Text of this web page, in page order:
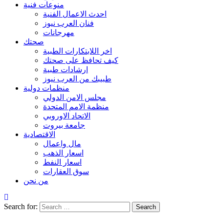
منوعات فنية
احدث الاعمال الفنية
فنان العرب نيوز
مهرجانات
صحتك
اخر اللابتكارات الطبية
كيف تحافظ على صحتك
ارشادات طبية
طبيبك من العرب نيوز
منظمات دولية
مجلس الامن الدولي
منظمة الامم المتحدة
الاتحاد الاوروبي
جامعة بيروت
الاقتصادية
مال واعمال
اسعار الذهب
اسعار النفط
سوق العقارات
من نحن
Search for: